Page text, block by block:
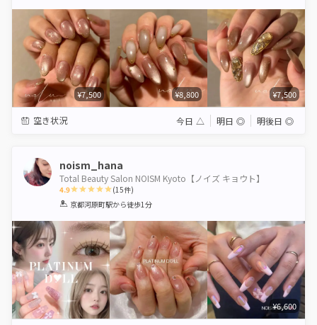
¥7,500 ¥8,800 ¥7,500
空き状況 今日 △ 明日 ◎ 明後日 ◎
noism_hana
Total Beauty Salon NOISM Kyoto【ノイズ キョウト】
4.9
1 2 3 4 5
(15件)
京都河原町駅から徒歩1分
¥6,600